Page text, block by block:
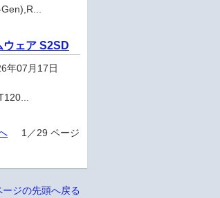
ェア S2SD
年07月17日
1／29 ページ
ージの先頭へ戻る